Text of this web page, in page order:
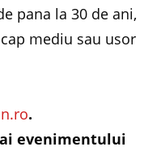
pana la 30 de ani,
mediu sau usor
.
evenimentului